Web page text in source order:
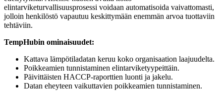
elintarviketurvallisuusprosessi voidaan automatisoida vaivattomasti,
jolloin henkilöstö vapautuu keskittymään enemmän arvoa tuottaviin
tehtäviin.
TempHubin ominaisuudet:
Kattava lämpötiladatan keruu koko organisaation laajuudelta.
Poikkeamien tunnistaminen elintarviketyypeittäin.
Päivittäisten HACCP‑raporttien luonti ja jakelu.
Datan eheyteen vaikuttavien poikkeamien tunnistaminen.